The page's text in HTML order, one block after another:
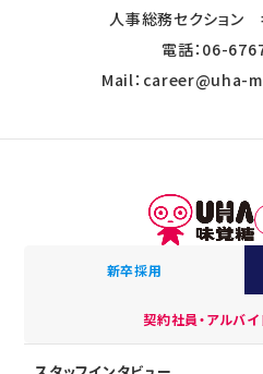
人事総務セクション
電話：06-
Mail：career@uha-
新卒採用
契約社員・アルバイ